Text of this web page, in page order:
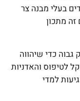
בעלי מבנה צר
מתכון
כדי שיהווה
והאדניות
20 ס"מ פגיעות למדי